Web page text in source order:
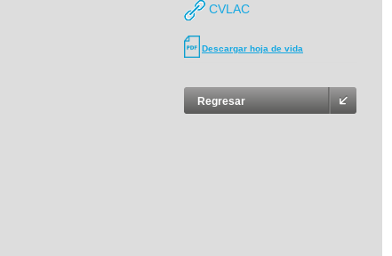
CVLAC
Descargar hoja de vida
Regresar